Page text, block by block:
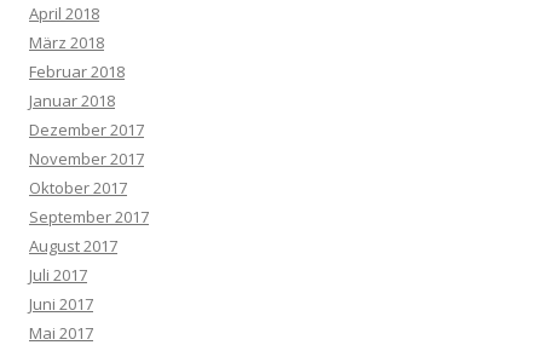
April 2018
März 2018
Februar 2018
Januar 2018
Dezember 2017
November 2017
Oktober 2017
September 2017
August 2017
Juli 2017
Juni 2017
Mai 2017